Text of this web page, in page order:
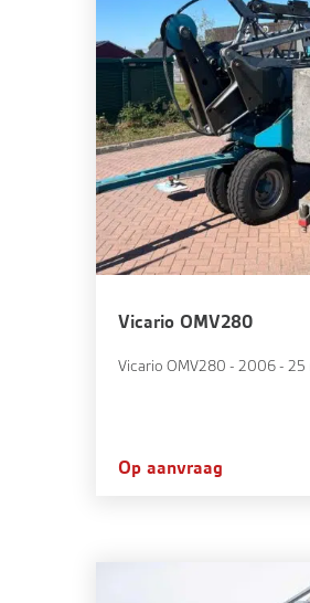
Vicario OMV280
Vicario OMV280 - 2006 - 25
Op aanvraag